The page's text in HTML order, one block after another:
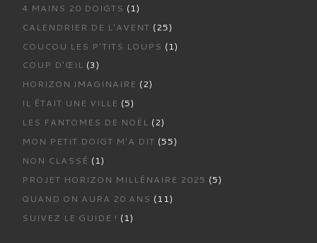
4 MAINS 20 DOIGTS (1)
CALENDRIER DE L'AVENT (25)
COUCOU LES P'TITS LOUPS (1)
COUP D'ŒIL (3)
HORIZON IMAGINAIRE (2)
IL ÉTAIT UNE VILLE (5)
LES FANTOMES DE NOËL (2)
MON PETIT DOIGT M'A DIT (55)
NON CLASSÉ (1)
PROJET HORIZON MILLÉNAIRE 2025 (5)
QUAND ON AURA 20 ANS (11)
SUIVEZ LE GUIDE ! (1)